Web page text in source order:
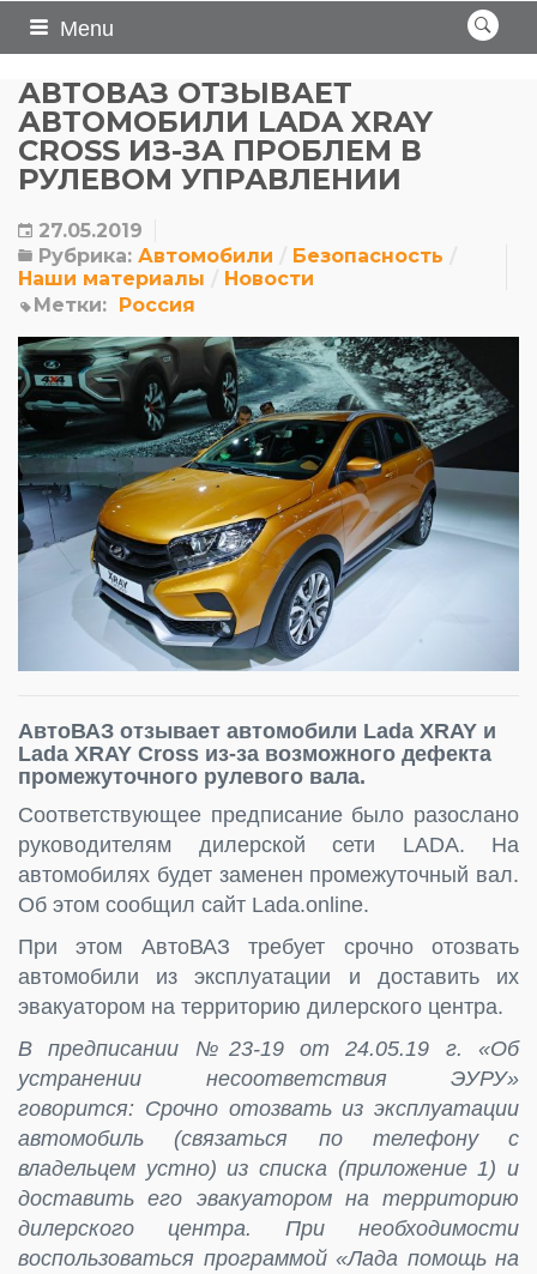
Menu
АВТОВАЗ ОТЗЫВАЕТ
АВТОМОБИЛИ LADA XRAY
CROSS ИЗ-ЗА ПРОБЛЕМ В
РУЛЕВОМ УПРАВЛЕНИИ
27.05.2019
Рубрика: Автомобили
Безопасность
Наши материалы
Новости
Метки: Россия
АвтоВАЗ отзывает автомобили Lada XRAY и
Lada XRAY Cross из-за возможного дефекта
промежуточного рулевого вала.
Соответствующее предписание было разослано
руководителям дилерской сети LADA. На
автомобилях будет заменен промежуточный вал.
Об этом сообщил сайт Lada.online.
При этом АвтоВАЗ требует срочно отозвать
автомобили из эксплуатации и доставить их
эвакуатором на территорию дилерского центра.
В предписании №23-19 от 24.05.19 г. «Об
устранении несоответствия ЭУРУ»
говорится: Срочно отозвать из эксплуатации
автомобиль (связаться по телефону с
владельцем устно) из списка (приложение 1) и
доставить его эвакуатором на территорию
дилерского центра. При необходимости
воспользоваться программой «Лада помощь на